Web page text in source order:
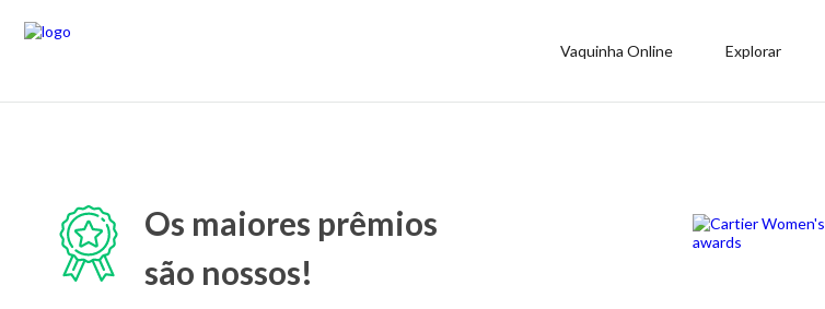
Vaquinha Online Explorar
Os maiores prêmios
são nossos!